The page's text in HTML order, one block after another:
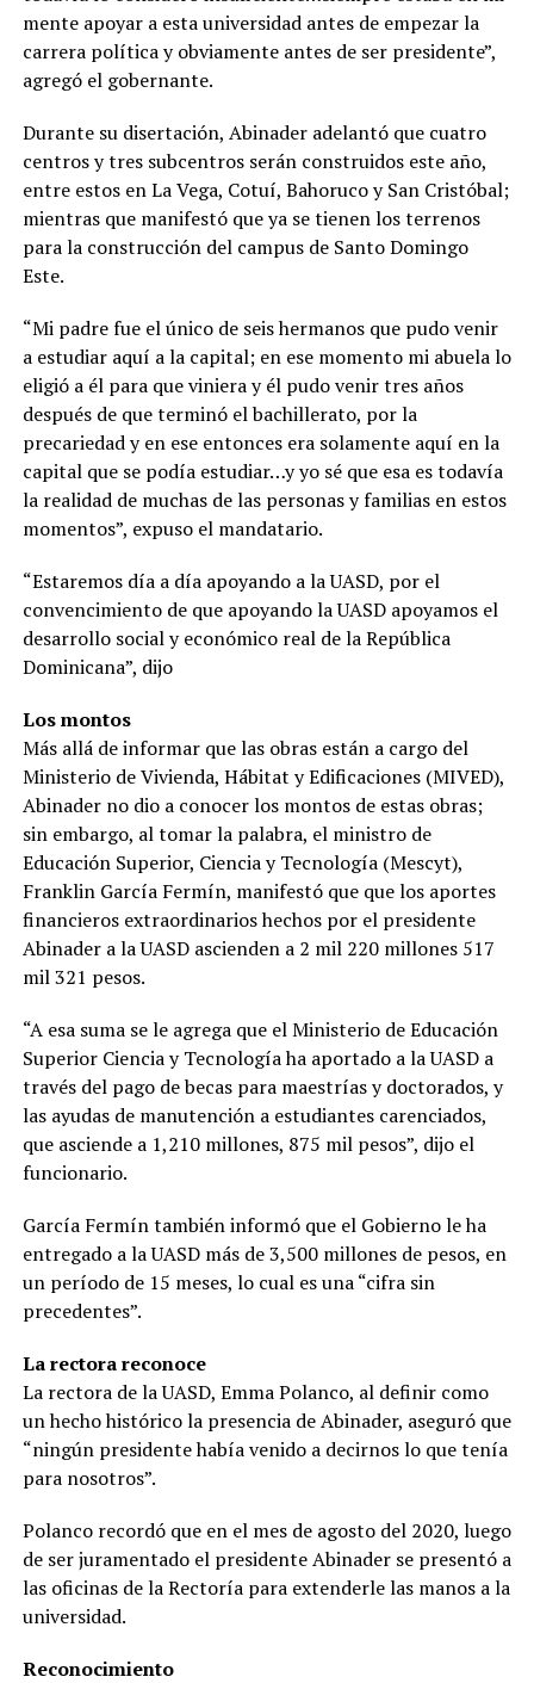
mente apoyar a esta universidad antes de empezar la
carrera políti­ca y obviamente antes de ser presidente”,
agregó el gobernante.
Durante su disertación, Abinader adelantó que cuatro
centros y tres sub­centros serán construi­dos este año,
entre estos en La Vega, Cotuí, Bahoruco y San Cristóbal;
mientras que manifestó que ya se tienen los terrenos
para la cons­trucción del campus de Santo Domingo
Este.
“Mi padre fue el único de seis hermanos que pu­do venir
a estudiar aquí a la capital; en ese momento mi abuela lo
eligió a él pa­ra que viniera y él pudo ve­nir tres años
después de que terminó el bachillerato, por la
precariedad y en ese en­tonces era solamente aquí en la
capital que se podía estudiar…y yo sé que esa es todavía
la realidad de mu­chas de las personas y fa­milias en estos
momentos”, expuso el mandatario.
“Estaremos día a día apoyando a la UASD, por el
convencimiento de que apoyando la UASD apoya­mos el
desarrollo social y económico real de la Repú­blica
Dominicana”, dijo
Los montos
Más allá de informar que las obras están a cargo del
Ministerio de Vivienda, Há­bitat y Edificaciones (MI­VED),
Abinader no dio a conocer los montos de es­tas obras;
sin embargo, al tomar la palabra, el minis­tro de
Educación Superior, Ciencia y Tecnología (Mes­cyt),
Franklin García Fer­mín, manifestó que que los aportes
financieros extraor­dinarios hechos por el pre­sidente
Abinader a la UASD ascienden a 2 mil 220 millo­nes 517
mil 321 pesos.
“A esa suma se le agrega que el Ministerio de Edu­cación
Superior Ciencia y Tecnología ha aportado a la UASD a
través del pago de becas para maestrías y doctorados, y
las ayudas de manutención a estu­diantes carenciados,
que asciende a 1,210 millones, 875 mil pesos”, dijo el
fun­cionario.
García Fermín también informó que el Gobierno le ha
entregado a la UASD más de 3,500 millones de pesos, en
un período de 15 meses, lo cual es una “cifra sin
precedentes”.
La rectora reconoce
La rectora de la UASD, Em­ma Polanco, al definir como
un hecho histórico la pre­sencia de Abinader, asegu­ró que
“ningún presidente había venido a decirnos lo que tenía
para nosotros”.
Polanco recordó que en el mes de agosto del 2020, luego
de ser juramentado el presidente Abinader se presentó a
las oficinas de la Rectoría para extenderle las manos a la
universidad.
Reconocimiento